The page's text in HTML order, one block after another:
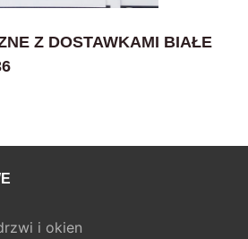
Z DOSTAWKAMI BIAŁE
i okien